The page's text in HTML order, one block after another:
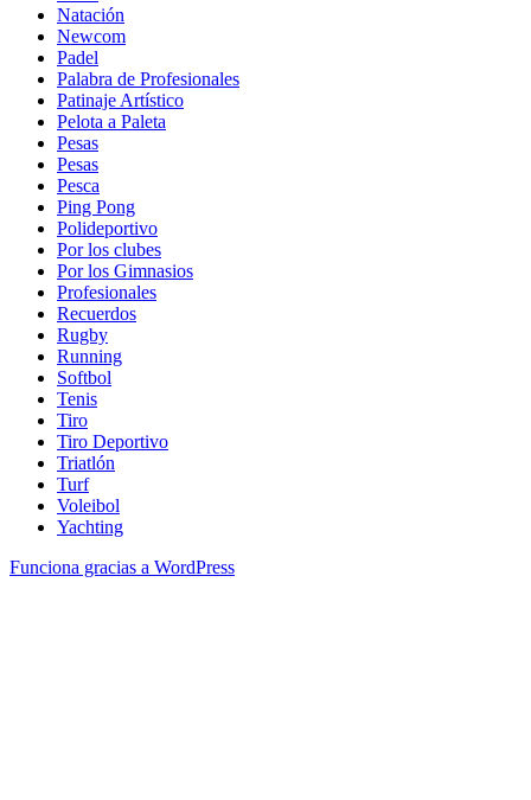
Natación
Newcom
Padel
Palabra de Profesionales
Patinaje Artístico
Pelota a Paleta
Pesas
Pesas
Pesca
Ping Pong
Polideportivo
Por los clubes
Por los Gimnasios
Profesionales
Recuerdos
Rugby
Running
Softbol
Tenis
Tiro
Tiro Deportivo
Triatlón
Turf
Voleibol
Yachting
Funciona gracias a WordPress